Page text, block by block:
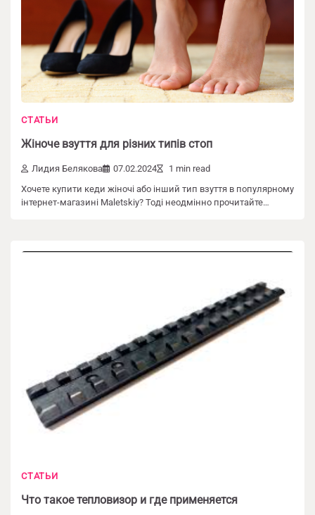
СТАТЬИ
Жіноче взуття для різних типів стоп
Лидия Белякова 07.02.2024
1 min read
Хочете купити кеди жіночі або інший тип взуття в популярному
інтернет-магазині Maletskiy? Тоді неодмінно прочитайте…
СТАТЬИ
Что такое тепловизор и где применяется